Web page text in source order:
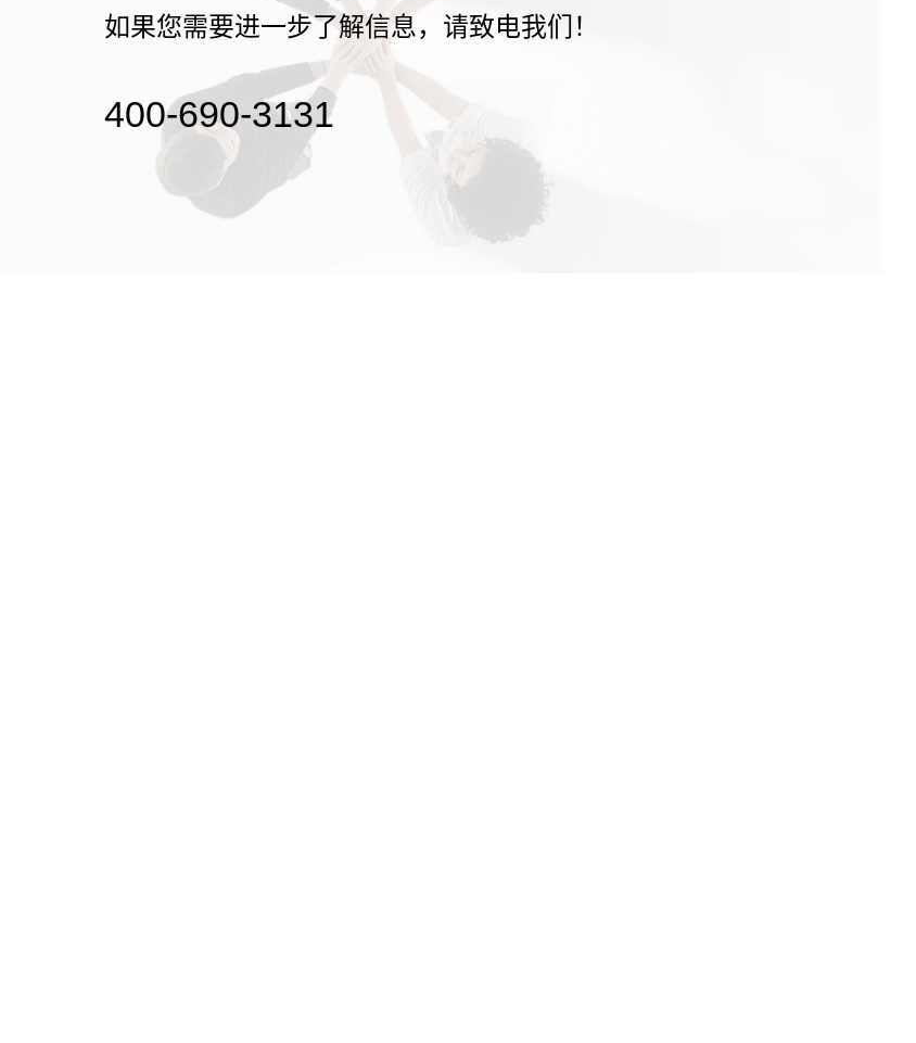
如果您需要进一步了解信息，请致电我们！
400-690-3131